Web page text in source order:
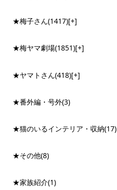
★梅子さん(1417)[+]
★梅ヤマ劇場(1851)[+]
★ヤマトさん(418)[+]
★番外編・号外(3)
★猫のいるインテリア・収納(17)
★その他(8)
★家族紹介(1)